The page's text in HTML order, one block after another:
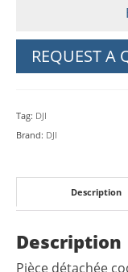
200
quantity
REQUEST A
Tag: DJI
Brand: DJI
Description
Description
Pièce détachée